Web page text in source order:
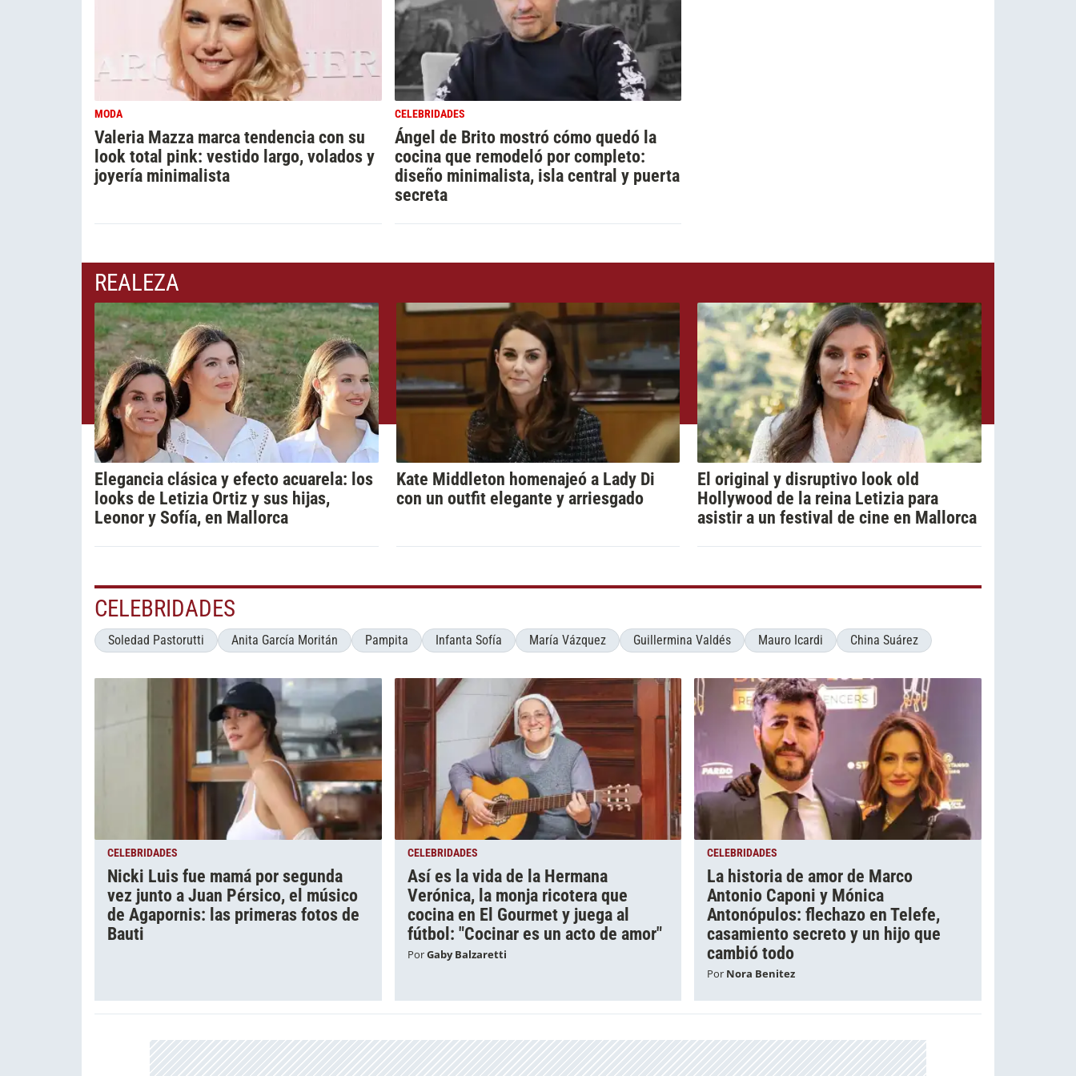
MODA
Valeria Mazza marca tendencia con su
look total pink: vestido largo, volados y
joyería minimalista
CELEBRIDADES
Ángel de Brito mostró cómo quedó la
cocina que remodeló por completo:
diseño minimalista, isla central y puerta
secreta
REALEZA
Elegancia clásica y efecto acuarela: los
looks de Letizia Ortiz y sus hijas,
Leonor y Sofía, en Mallorca
Kate Middleton homenajeó a Lady Di
con un outfit elegante y arriesgado
El original y disruptivo look old
Hollywood de la reina Letizia para
asistir a un festival de cine en Mallorca
CELEBRIDADES
Soledad Pastorutti Anita García Moritán Pampita Infanta Sofía María Vázquez Guillermina Valdés Mauro Icardi China Suárez
CELEBRIDADES
Nicki Luis fue mamá por segunda
vez junto a Juan Pérsico, el músico
de Agapornis: las primeras fotos de
Bauti
CELEBRIDADES
Así es la vida de la Hermana
Verónica, la monja ricotera que
cocina en El Gourmet y juega al
fútbol: "Cocinar es un acto de amor"
PorGaby Balzaretti
CELEBRIDADES
La historia de amor de Marco
Antonio Caponi y Mónica
Antonópulos: flechazo en Telefe,
casamiento secreto y un hijo que
cambió todo
Por Nora Benitez